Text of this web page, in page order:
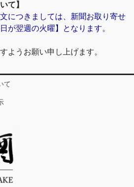
て】
につきましては、新聞お取り寄せ
が翌週の火曜】となります。
ようお願い申し上げます。
て